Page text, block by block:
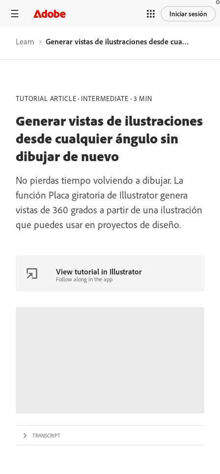
Iniciar sesión
Learn Generar vistas de ilustraciones desde cualquier ángulo sin dibujar de nuevo
TUTORIAL ARTICLE INTERMEDIATE 3 MIN
Generar vistas de ilustraciones
desde cualquier ángulo sin
dibujar de nuevo
No pierdas tiempo volviendo a dibujar. La
función Placa giratoria de Illustrator genera
vistas de 360 grados a partir de una ilustración
que puedes usar en proyectos de diseño.
View tutorial in Illustrator
Follow along in the app
TRANSCRIPT